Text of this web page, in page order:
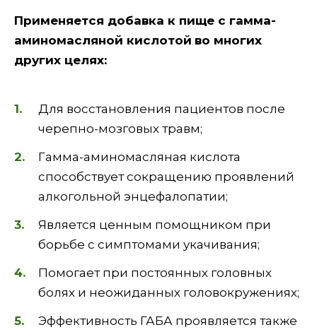
Применяется добавка к пище с гамма-
аминомасляной кислотой во многих
других целях:
Для восстановления пациентов после
черепно-мозговых травм;
Гамма-аминомасляная кислота
способствует сокращению проявлений
алкогольной энцефалопатии;
Является ценным помощником при
борьбе с симптомами укачивания;
Помогает при постоянных головных
болях и неожиданных головокружениях;
Эффективность ГАБА проявляется также